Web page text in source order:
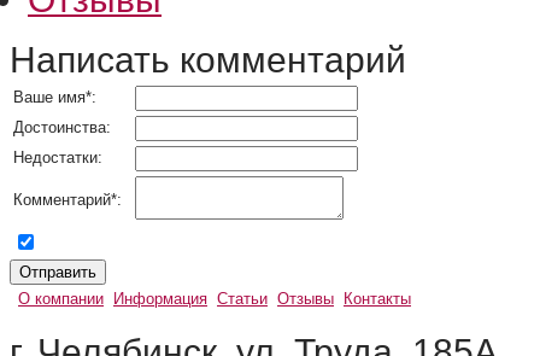
Написать комментарий
Ваше имя*:
Достоинства:
Недостатки:
Комментарий*:
О компании Информация Статьи Отзывы Контакты